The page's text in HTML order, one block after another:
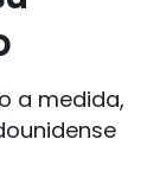
a medida,